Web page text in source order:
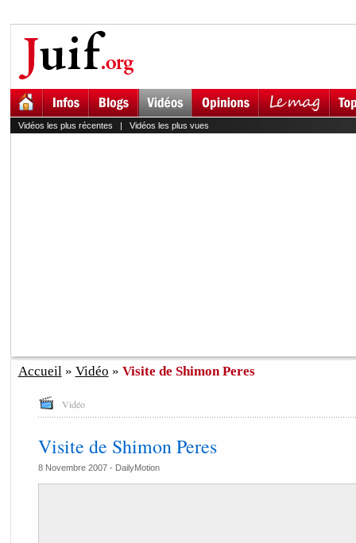
Vidéos les plus récentes | Vidéos les plus vues
Accueil» Vidéo » Visite de Shimon Peres
Vidéo
Visite de Shimon Peres
8 Novembre 2007 - DailyMotion